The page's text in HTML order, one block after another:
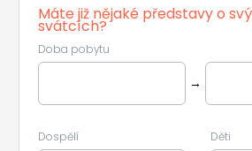
Máte již nějaké představy o
svátcích?
Doba pobytu
→
Dospělí Děti